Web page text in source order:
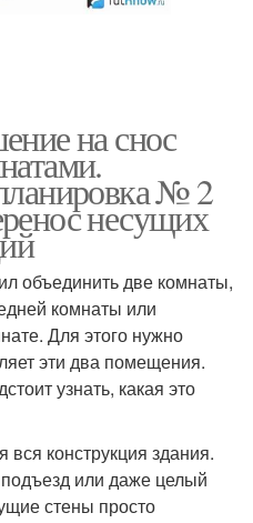
на снос
№ 2
несущих
объединить две комнаты,
комнаты или
Для этого нужно
эти два помещения.
узнать, какая это
конструкция здания.
или даже целый
стены просто